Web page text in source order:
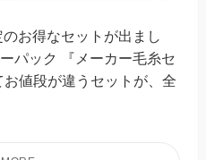
お得なセットが出まし
パック 『メーカー毛糸セ
値段が違うセットが、全